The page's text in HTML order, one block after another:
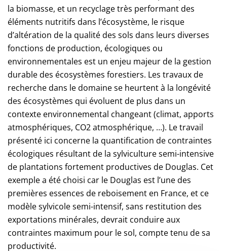
la biomasse, et un recyclage très performant des
éléments nutritifs dans l’écosystème, le risque
d’altération de la qualité des sols dans leurs diverses
fonctions de production, écologiques ou
environnementales est un enjeu majeur de la gestion
durable des écosystèmes forestiers. Les travaux de
recherche dans le domaine se heurtent à la longévité
des écosystèmes qui évoluent de plus dans un
contexte environnemental changeant (climat, apports
atmosphériques, CO2 atmosphérique, …). Le travail
présenté ici concerne la quantification de contraintes
écologiques résultant de la sylviculture semi-intensive
de plantations fortement productives de Douglas. Cet
exemple a été choisi car le Douglas est l’une des
premières essences de reboisement en France, et ce
modèle sylvicole semi-intensif, sans restitution des
exportations minérales, devrait conduire aux
contraintes maximum pour le sol, compte tenu de sa
productivité.